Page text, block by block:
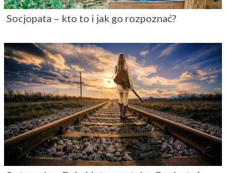
Socjopata – kto to i jak go rozpoznać?